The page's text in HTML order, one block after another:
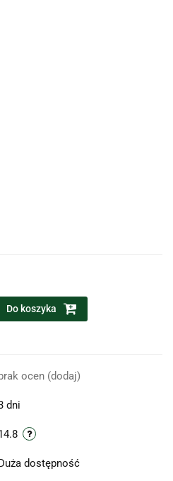
Do koszyka
brak ocen (dodaj)
dni
dostępność